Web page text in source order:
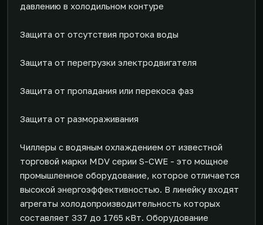
давлению в холодильном контуре
Защита от отсутствия протока воды
Защита от перегрузки электродвигателя
Защита от пропадания или перекоса фаз
Защита от размораживания
Чиллеры с водяным охлаждением от известной
торговой марки MDV серии S-CWE - это мощное
промышленное оборудование, которое отличается
высокой энергоэффективностью. В линейку входят
агрегаты холодопроизводительность которых
составляет 337 до 1765 кВт. Оборудование